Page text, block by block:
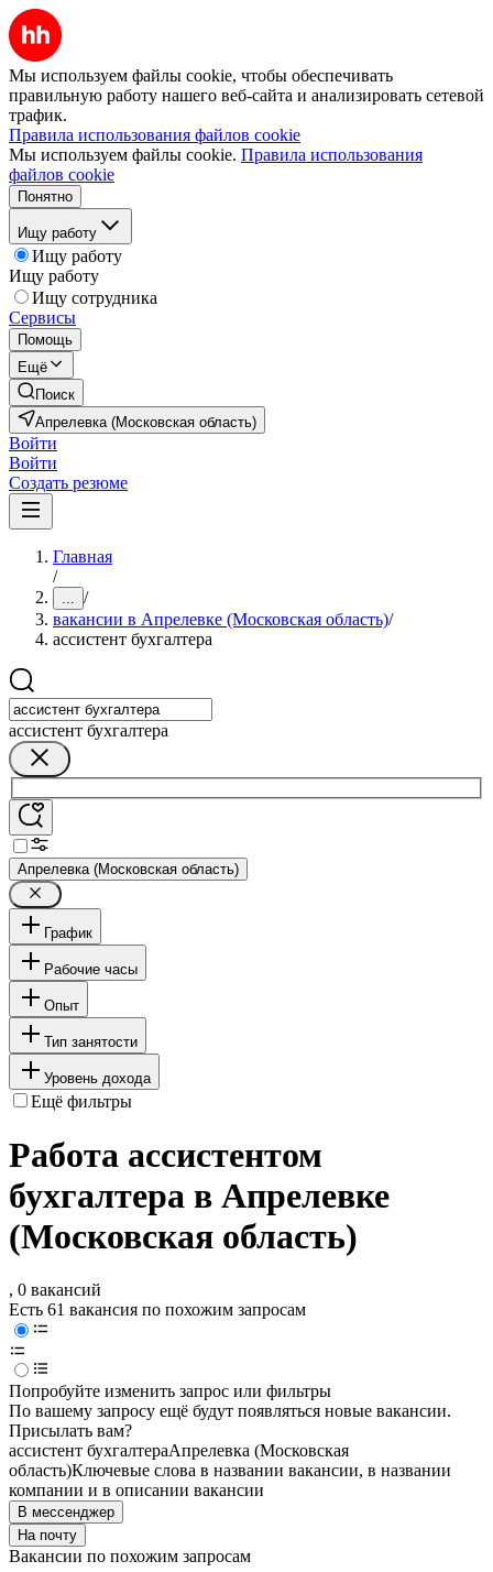
Мы используем файлы cookie, чтобы обеспечивать
правильную работу нашего веб-сайта и анализировать сетевой
трафик.
Правила использования файлов cookie
Мы используем файлы cookie. Правила использования
файлов cookie
Понятно
Ищу работу
Ищу работу
Ищу работу
Ищу сотрудника
Сервисы
Помощь
Ещё
Поиск
Апрелевка (Московская область)
Войти
Войти
Создать резюме
Главная
/
... /
вакансии в Апрелевке (Московская область)/
ассистент бухгалтера
ассистент бухгалтера
Апрелевка (Московская область)
График
Рабочие часы
Опыт
Тип занятости
Уровень дохода
Ещё фильтры
Работа ассистентом
бухгалтера в Апрелевке
(Московская область)
, 0 вакансий
Есть 61 вакансия по похожим запросам
Попробуйте изменить запрос или фильтры
По вашему запросу ещё будут появляться новые вакансии.
Присылать вам?
ассистент бухгалтераАпрелевка (Московская
область)Ключевые слова в названии вакансии, в названии
компании и в описании вакансии
В мессенджер
На почту
Вакансии по похожим запросам